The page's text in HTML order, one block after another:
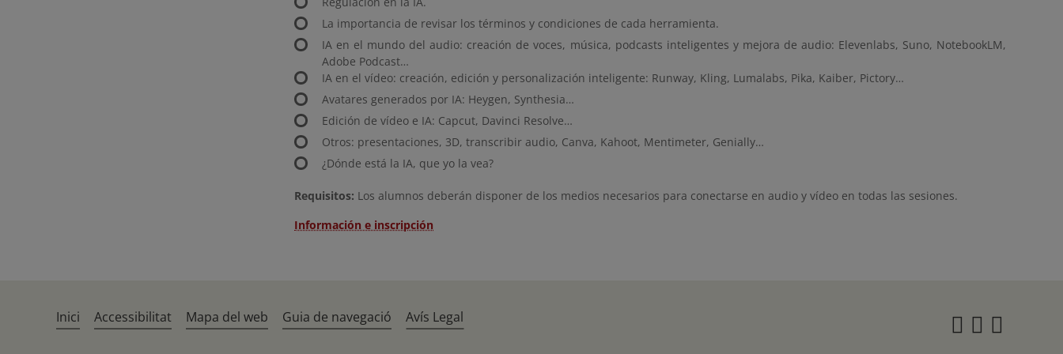
La importancia de revisar los términos y condiciones de cada herramienta.
IA en el mundo del audio: creación de voces, música, podcasts inteligentes y mejora de audio: Elevenlabs, Suno, NotebookLM,
Adobe Podcast…
IA en el vídeo: creación, edición y personalización inteligente: Runway, Kling, Lumalabs, Pika, Kaiber, Pictory…
Avatares generados por IA: Heygen, Synthesia…
Edición de vídeo e IA: Capcut, Davinci Resolve…
Otros: presentaciones, 3D, transcribir audio, Canva, Kahoot, Mentimeter, Genially…
¿Dónde está la IA, que yo la vea?
Requisitos: Los alumnos deberán disponer de los medios necesarios para conectarse en audio y vídeo en todas las sesiones.
Información e inscripción
Inici Accessibilitat Mapa del web Guia de navegació Avís Legal Twitter